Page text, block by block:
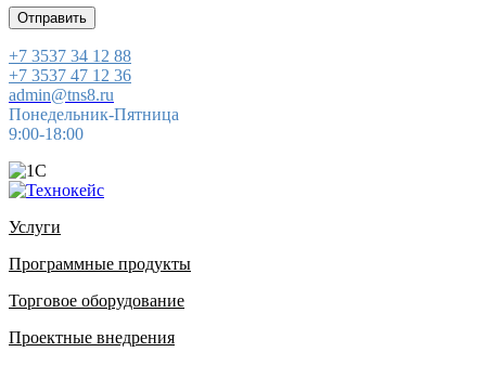
+7 3537 34 12 88
+7 3537 47 12 36
admin@tns8.ru
Понедельник-Пятница
9:00-18:00
Услуги
Программные продукты
Торговое оборудование
Проектные внедрения